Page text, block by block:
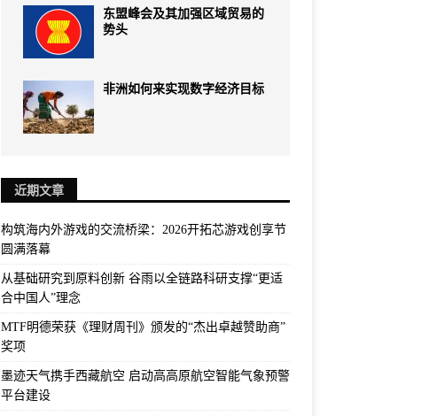
东盟峰会及其加强区域贸易的
势头
非洲如何来实现数字经济目标
近期文章
构筑海内外游戏的交流桥梁：2026开拓芯游戏创享节
圆满落幕
从基础研究到原料创新 谷雨以全链路科研支撑“更适
合中国人”理念
MTF明德荣获《理财周刊》颁发的“杰出卓越赞助商”
奖项
墨迹天气携手西藏航空 启动高高原航空智能气象预警
平台建设